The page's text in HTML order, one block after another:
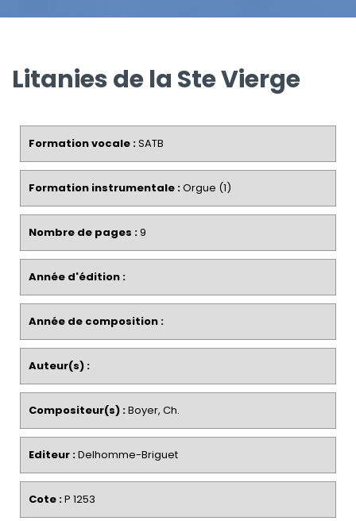
Litanies de la Ste Vierge
Formation vocale :SATB
Formation instrumentale :Orgue (1)
Nombre de pages :9
Année d'édition :
Année de composition :
Auteur(s) :
Compositeur(s) :Boyer, Ch.
Editeur :Delhomme-Briguet
Cote :P 1253